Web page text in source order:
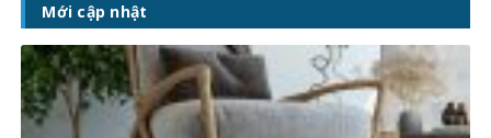
Mới cập nhật